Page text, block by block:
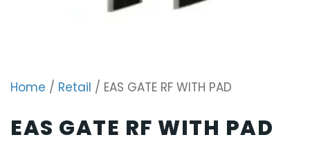
Home / Retail / EAS GATE RF WITH PAD
EAS GATE RF WITH PAD